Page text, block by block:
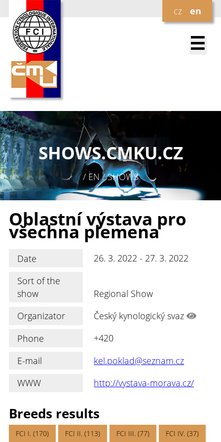
cz en
☰
SHOWS.CMKU.CZ
/ EN / SHOWS
Oblastní výstava pro
všechna plemena
Date
26. 3. 2022 - 27. 3. 2022
Sort of the
show
Regional Show
Organizator
Český kynologický svaz
Phone
+420
E-mail
kel.poklad@seznam.cz
WWW
http://vystava-morava.cz/
Breeds results
FCI I. (170) FCI II. (113) FCI III. (77) FCI IV. (37)